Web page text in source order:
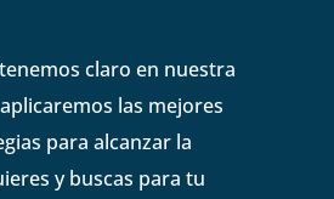
claro en nuestra
las mejores
para alcanzar la
y buscas para tu